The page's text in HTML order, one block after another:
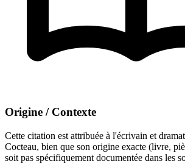
Origine / Contexte
Cette citation est attribuée à l'écrivain et
Cocteau, bien que son origine exacte (livre,
soit pas spécifiquement documentée dans les